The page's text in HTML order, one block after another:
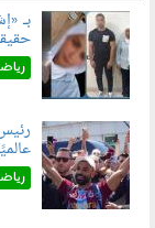
060804.jpg
بـ
060803.jpg